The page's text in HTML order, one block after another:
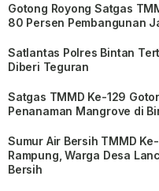
Gotong Royong Satgas
80 Persen Pembangunan
Satlantas Polres Bintan
Diberi Teguran
Satgas TMMD Ke-129
Penanaman Mangrove di
Sumur Air Bersih TMMD
Rampung, Warga Desa
Bersih